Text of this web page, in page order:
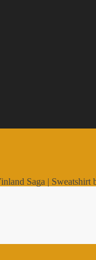
Saga | Sweatshirt